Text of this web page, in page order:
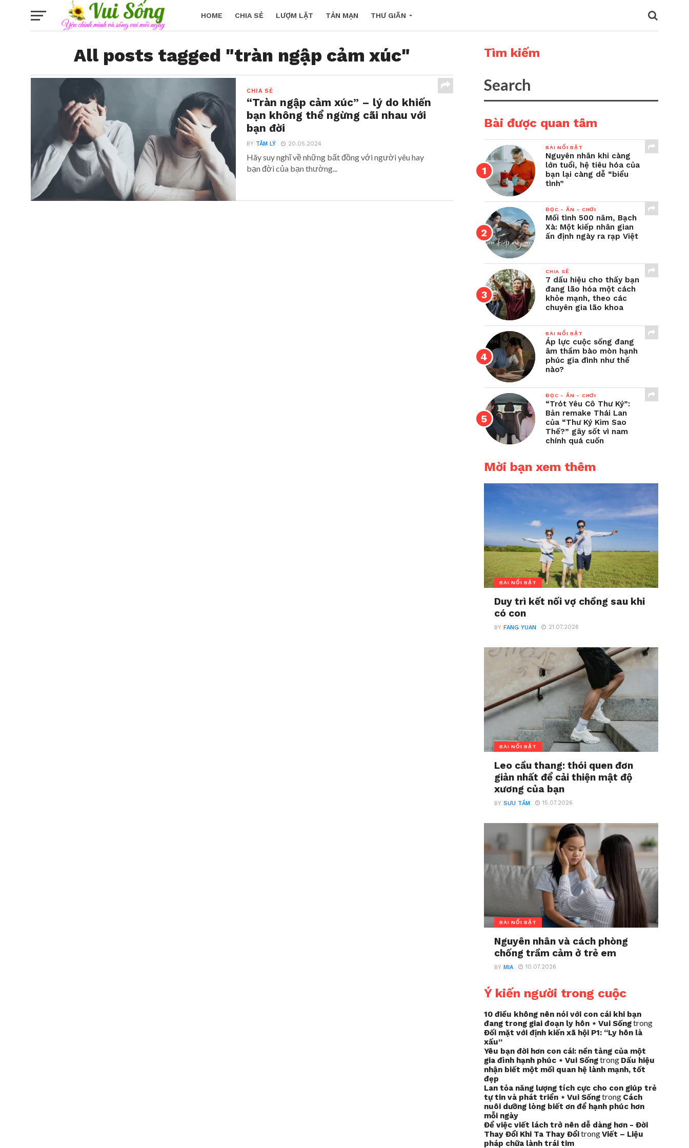
HOME CHIA SẺ LƯỢM LẶT TẢN MẠN THƯ GIÃN
All posts tagged "tràn ngập cảm xúc"
CHIA SẺ
“Tràn ngập cảm xúc” – lý do khiến
bạn không thể ngừng cãi nhau với
bạn đời
BY TÂM LÝ 20.05.2024
Hãy suy nghĩ về những bất đồng với người yêu hay
bạn đời của bạn thường...
Tìm kiếm
Bài được quan tâm
BÀI NỔI BẬT
Nguyên nhân khi càng
lớn tuổi, hệ tiêu hóa của
bạn lại càng dễ “biểu
tình”
ĐỌC - ĂN - CHƠI
Mối tình 500 năm, Bạch
Xà: Một kiếp nhân gian
ấn định ngày ra rạp Việt
CHIA SẺ
7 dấu hiệu cho thấy bạn
đang lão hóa một cách
khỏe mạnh, theo các
chuyên gia lão khoa
BÀI NỔI BẬT
Áp lực cuộc sống đang
âm thầm bào mòn hạnh
phúc gia đình như thế
nào?
ĐỌC - ĂN - CHƠI
“Trót Yêu Cô Thư Ký”:
Bản remake Thái Lan
của “Thư Ký Kim Sao
Thế?” gây sốt vì nam
chính quá cuốn
Mời bạn xem thêm
BÀI NỔI BẬT
Duy trì kết nối vợ chồng sau khi
có con
BYFANG YUAN 21.07.2026
BÀI NỔI BẬT
Leo cầu thang: thói quen đơn
giản nhất để cải thiện mật độ
xương của bạn
BYSƯU TẦM 15.07.2026
BÀI NỔI BẬT
Nguyên nhân và cách phòng
chống trầm cảm ở trẻ em
BYMIA 10.07.2026
Ý kiến người trong cuộc
10 điều không nên nói với con cái khi bạn
đang trong giai đoạn ly hôn ⋆ Vui Sốngtrong
Đối mặt với định kiến xã hội P1: “Ly hôn là
xấu”
Yêu bạn đời hơn con cái: nền tảng của một
gia đình hạnh phúc ⋆ Vui Sốngtrong Dấu hiệu
nhận biết một mối quan hệ lành mạnh, tốt
đẹp
Lan tỏa năng lượng tích cực cho con giúp trẻ
tự tin và phát triển ⋆ Vui Sốngtrong Cách
nuôi dưỡng lòng biết ơn để hạnh phúc hơn
mỗi ngày
Để việc viết lách trở nên dễ dàng hơn - Đời
Thay Đổi Khi Ta Thay ĐổitrongViết – Liệu
pháp chữa lành trái tim